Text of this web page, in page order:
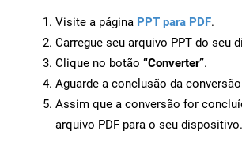
Visite a página PPT para PDF.
Carregue seu arquivo PPT do seu
Clique no botão “Converter”.
Aguarde a conclusão da
Assim que a conversão for
arquivo PDF para o seu dispositivo.